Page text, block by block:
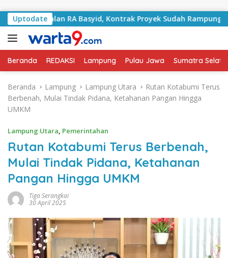
Uptodate
Jalan RA Basyid, Kontrak Proyek Sudah Rampung
Beranda REDAKSI Lampung Pulau Jawa Sumatra
Beranda Lampung Lampung Utara
Rutan Kotabumi Terus
Berbenah, Mulai Tindak Pidana, Ketahanan Pangan Hingga
UMKM
Lampung Utara, Pemerintahan
Rutan Kotabumi Terus Berbenah,
Mulai Tindak Pidana, Ketahanan
Pangan Hingga UMKM
Tiga Serangkai
30 April 2025